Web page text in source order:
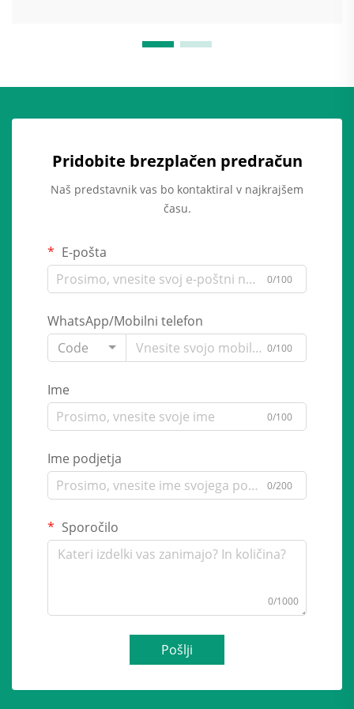
Pridobite brezplačen predračun
Naš predstavnik vas bo kontaktiral v najkrajšem
času.
E-pošta
0/100
WhatsApp/Mobilni telefon
Code
0/100
Ime
0/100
Ime podjetja
0/200
Sporočilo
0/1000
Pošlji